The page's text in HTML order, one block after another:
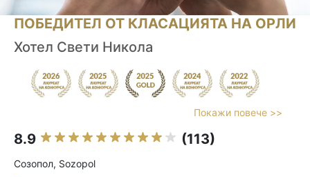
ПОБЕДИТЕЛ ОТ КЛАСАЦИЯТА НА ОРЛИ
Хотел Свети Никола
Покажи повече >>
8.9 (113)
Созопол, Sozopol